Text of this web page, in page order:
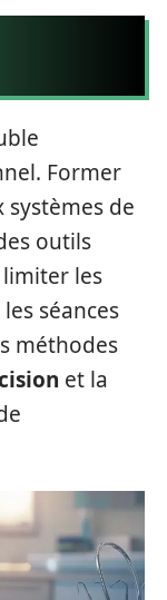
Former
de
outils
les
séances
méthodes
et la